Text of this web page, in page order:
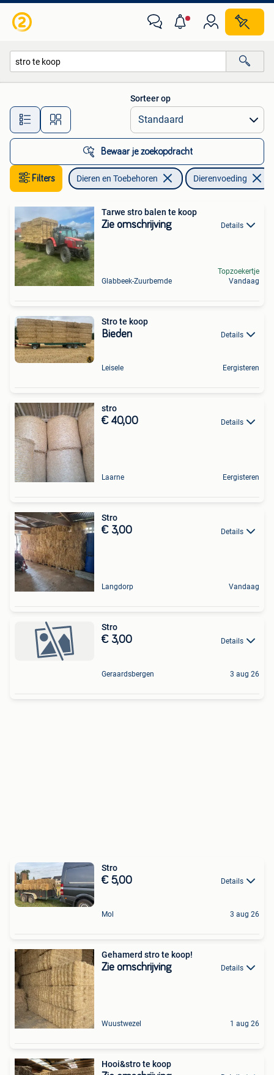
Alle afstanden…
Sorteer op
Bewaar je zoekopdracht
Filters Dieren en Toebehoren Dierenvoeding
Tarwe stro balen te koop
Zie omschrijving Details
Glabbeek-Zuurbemde
Topzoekertje
Vandaag
Stro te koop
Bieden Details
Leisele Eergisteren
stro
€ 40,00 Details
Laarne Eergisteren
Stro
€ 3,00 Details
Langdorp Vandaag
Stro
€ 3,00 Details
Geraardsbergen 3 aug 26
Stro
€ 5,00 Details
Mol 3 aug 26
Gehamerd stro te koop!
Zie omschrijving Details
Wuustwezel 1 aug 26
Hooi&stro te koop